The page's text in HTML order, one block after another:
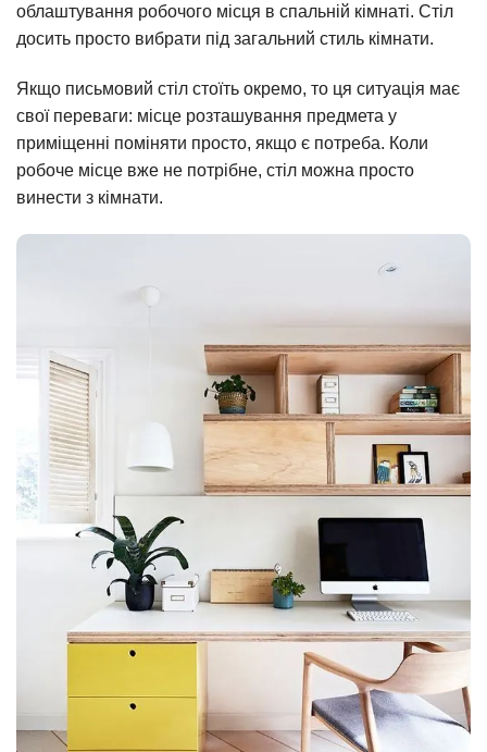
облаштування робочого місця в спальній кімнаті. Стіл
досить просто вибрати під загальний стиль кімнати.
Якщо письмовий стіл стоїть окремо, то ця ситуація має
свої переваги: місце розташування предмета у
приміщенні поміняти просто, якщо є потреба. Коли
робоче місце вже не потрібне, стіл можна просто
винести з кімнати.